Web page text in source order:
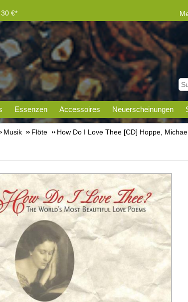
€*
Essenzen Accessoires Neuerscheinungen
Musik Flöte
How Do I Love Thee [CD] Hoppe,